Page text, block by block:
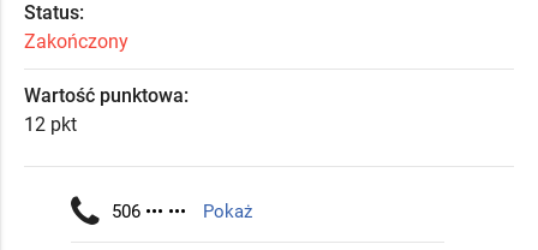
Status:
Zakończony
Wartość punktowa:
12 pkt
506 ••• ••• Pokaż